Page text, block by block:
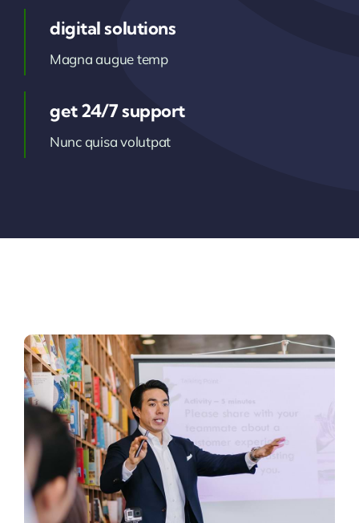
digital solutions
Magna augue temp
get 24/7 support
Nunc quisa volutpat